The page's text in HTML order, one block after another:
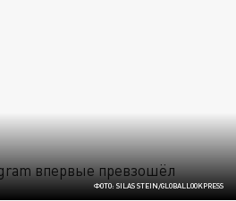
ФОТО: SILAS STEIN/GLOBALLOOKPRESS